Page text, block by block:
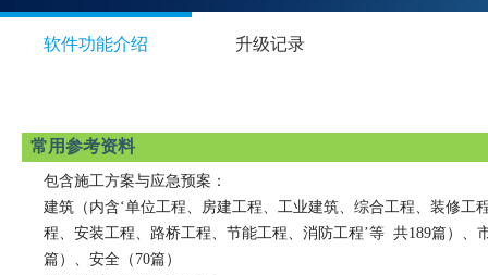
软件功能介绍 升级记录
常用参考资料
包含施工方案与应急预案：
建筑（内含‘单位工程、房建工程、工业建筑、综合工程、装修工
程、安装工程、路桥工程、节能工程、消防工程’等 共189篇）、
篇）、安全（70篇）